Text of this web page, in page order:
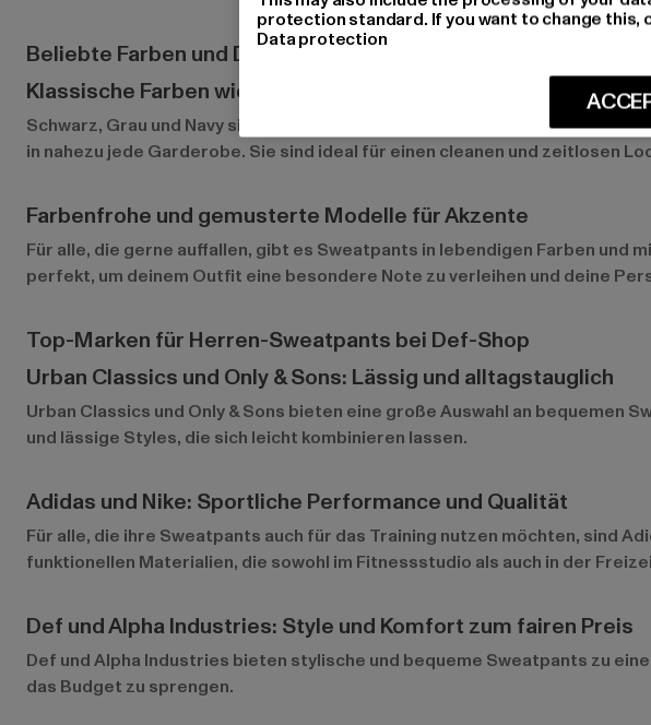
Beliebte Farben und Designs bei Herren-Sweatpants
Klassische Farben wie Schwarz, Grau und Navy
Schwarz, Grau und Navy sind die Klassiker unter den Sweatpants-
in nahezu jede Garderobe. Sie sind ideal für einen cleanen und zeitlosen
Farbenfrohe und gemusterte Modelle für Akzente
Für alle, die gerne auffallen, gibt es Sweatpants in lebendigen Farben und
perfekt, um deinem Outfit eine besondere Note zu verleihen und deine
Top-Marken für Herren-Sweatpants bei Def-Shop
Urban Classics und Only & Sons: Lässig und alltagstauglich
Urban Classics und Only & Sons bieten eine große Auswahl an bequemen
und lässige Styles, die sich leicht kombinieren lassen.
Adidas und Nike: Sportliche Performance und Qualität
Für alle, die ihre Sweatpants auch für das Training nutzen möchten, sind
funktionellen Materialien, die sowohl im Fitnessstudio als auch in der
Def und Alpha Industries: Style und Komfort zum fairen Preis
Def undAlpha Industries bieten stylische und bequeme Sweatpants zu
das Budget zu sprengen.
protection standard. If you want to change this,
Data protection